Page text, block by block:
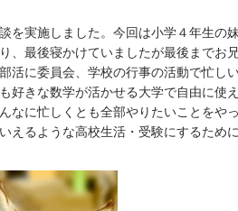
を実施しました。今回は小学４年生の
、最後寝かけていましたが最後までお
活に委員会、学校の行事の活動で忙し
好きな数学が活かせる大学で自由に使
なに忙しくとも全部やりたいことをや
えるような高校生活・受験にするため